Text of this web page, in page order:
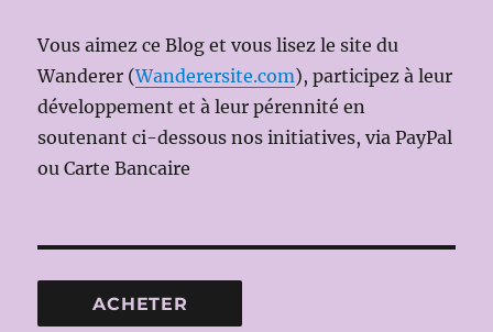
Vous aimez ce Blog et vous lisez le site du
Wanderer (Wanderersite.com), participez à leur
développement et à leur pérennité en
soutenant ci-dessous nos initiatives, via PayPal
ou Carte Bancaire